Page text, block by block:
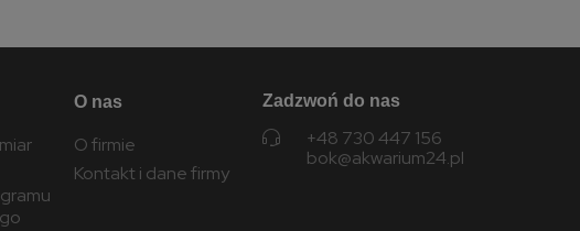
O nas
O firmie
Kontakt i dane firmy
Zadzwoń do nas
+48 730 447 156
bok@akwarium24.pl